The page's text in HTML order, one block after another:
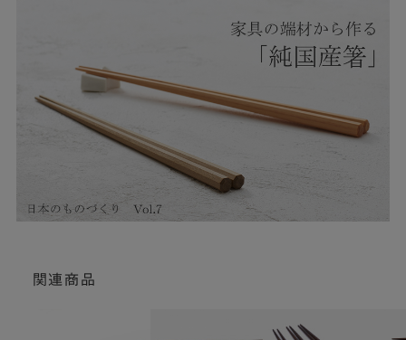
関連商品